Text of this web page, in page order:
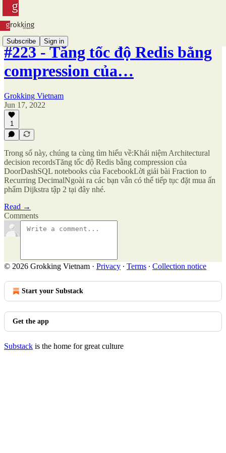
Subscribe Sign in
#223 - Tăng tốc độ Redis bằng
compression của…
Grokking Vietnam
Jun 17, 2022
1
Trong số này, chúng ta cùng tìm hiểu về:Khái niệm Architectural
decision recordsTăng tốc độ Redis bằng compression của
DoorDashSQL notebooks của FacebookLời giải bài Fraction to
Recurring DecimalNgoài ra các bạn vẫn có thể tiếp tục đặt mua ấn
phẩm Dijkstra tập 2 tại đây nhé.
Read →
Comments
© 2026 Grokking Vietnam · Privacy ∙ Terms ∙ Collection notice
Start your Substack
Get the app
Substack is the home for great culture